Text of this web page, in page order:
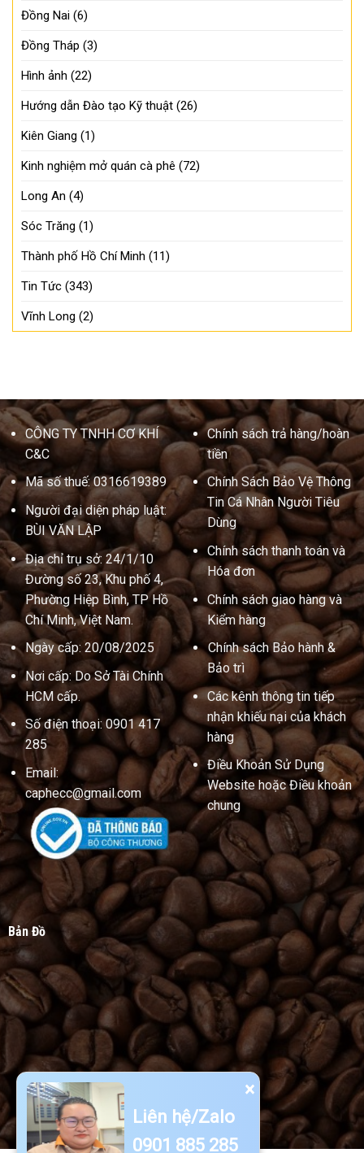
Đồng Nai (6)
Đồng Tháp (3)
Hình ảnh (22)
Hướng dẫn Đào tạo Kỹ thuật (26)
Kiên Giang (1)
Kinh nghiệm mở quán cà phê (72)
Long An (4)
Sóc Trăng (1)
Thành phố Hồ Chí Minh (11)
Tin Tức (343)
Vĩnh Long (2)
CÔNG TY TNHH CƠ KHÍ
C&C
Mã số thuế: 0316619389
Người đại diện pháp luật:
BÙI VĂN LẬP
Địa chỉ trụ sở: 24/1/10
Đường số 23, Khu phố 4,
Phường Hiệp Bình, TP Hồ
Chí Minh, Việt Nam.
Ngày cấp: 20/08/2025
Nơi cấp: Do Sở Tài Chính
HCM cấp.
Số điện thoại: 0901 417
285
Email:
caphecc@gmail.com
Chính sách trả hàng/hoàn
tiền
Chính Sách Bảo Vệ Thông
Tin Cá Nhân Người Tiêu
Dùng
Chính sách thanh toán và
Hóa đơn
Chính sách giao hàng và
Kiểm hàng
Chính sách Bảo hành &
Bảo trì
Các kênh thông tin tiếp
nhận khiếu nại của khách
hàng
Điều Khoản Sử Dụng
Website hoặc Điều khoản
chung
Bản Đồ
×
Liên hệ/Zalo
0901 885 285